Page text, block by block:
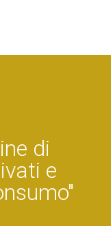
di
e